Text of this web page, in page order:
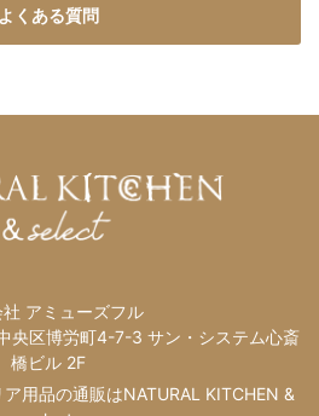
よくある質問
アミューズフル
央区博労町4-7-3 サン・システム心斎
橋ビル 2F
用品の通販はNATURAL KITCHEN &